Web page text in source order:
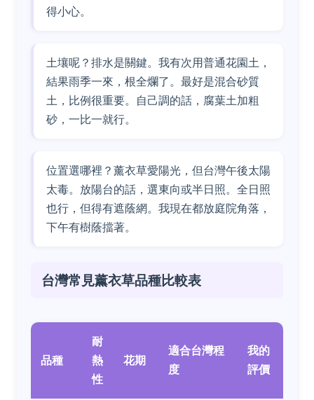
得小心。
土壤呢？排水是關鍵。我有次用普通花園土，
結果雨季一來，根全爛了。最好是混合砂質
土，比例很重要。自己調的話，腐葉土加粗
砂，一比一就行。
位置選哪裡？薰衣草愛陽光，但台灣午後太陽
太毒。放陽台的話，選東向或半日照。全日照
也行，但得有遮蔭網。我現在都放庭院角落，
下午有樹蔭擋著。
台灣常見薰衣草品種比較表
品種
耐
熱
性
花期
適合台灣程
度
我的
評價